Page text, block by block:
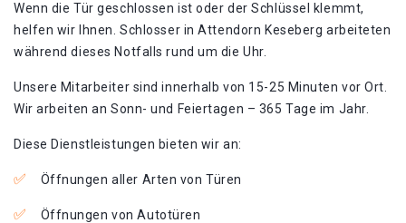
Wenn die Tür geschlossen ist oder der Schlüssel klemmt,
helfen wir Ihnen. Schlosser in Attendorn Keseberg arbeiteten
während dieses Notfalls rund um die Uhr.
Unsere Mitarbeiter sind innerhalb von 15-25 Minuten vor Ort.
Wir arbeiten an Sonn- und Feiertagen – 365 Tage im Jahr.
Diese Dienstleistungen bieten wir an:
Öffnungen aller Arten von Türen
Öffnungen von Autotüren